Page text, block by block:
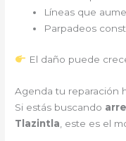
Líneas que
Parpadeos
El daño puede
Agenda tu reparación
Si estás buscando
Tlazintla , este es el